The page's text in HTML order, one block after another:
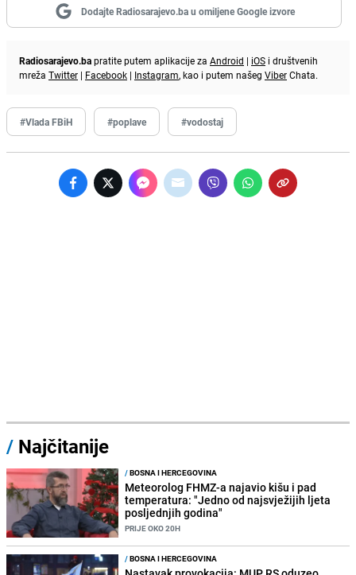
Dodajte Radiosarajevo.ba u omiljene Google izvore
Radiosarajevo.bapratite putem aplikacije za Android | iOS i društvenih
mreža Twitter | Facebook | Instagram, kao i putem našeg ViberChata.
#Vlada FBiH #poplave #vodostaj
/ Najčitanije
/BOSNA I HERCEGOVINA
Meteorolog FHMZ-a najavio kišu i pad
temperatura: "Jedno od najsvježijih ljeta
posljednjih godina"
PRIJE OKO 20H
/BOSNA I HERCEGOVINA